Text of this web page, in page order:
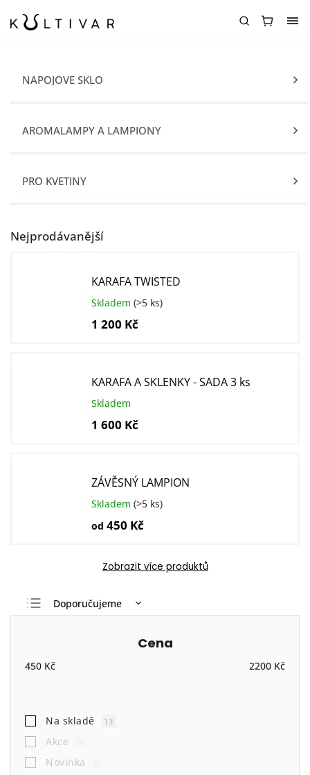
NÁPOJOVÉ SKLO
AROMALAMPY A LAMPIONY
PRO KVĚTINY
Nejprodávanější
KARAFA TWISTED
Skladem (>5 ks)
1 200 Kč
KARAFA A SKLENKY - SADA 3 ks
Skladem
1 600 Kč
ZÁVĚSNÝ LAMPION
Skladem (>5 ks)
od 450 Kč
Zobrazit více produktů
Doporučujeme
Nejprodávanější
Cena
450 Kč 2200 Kč
Na skladě 13
Akce
Novinka